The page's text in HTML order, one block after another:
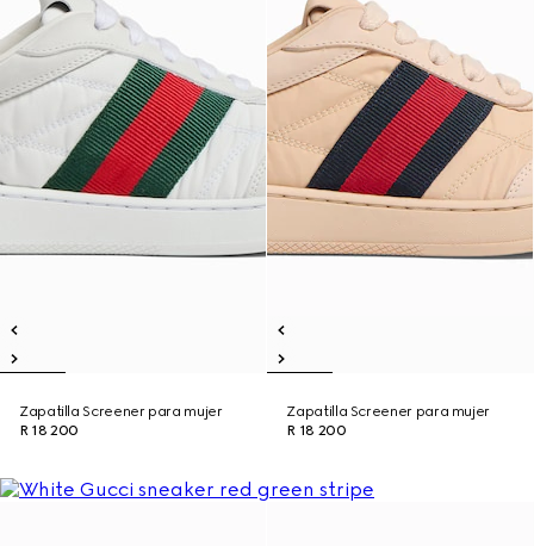
Zapatilla Screener para mujer
R 18 200
Zapatilla Screener para mujer
R 18 200